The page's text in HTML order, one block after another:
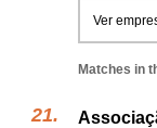
Ver
Matches in